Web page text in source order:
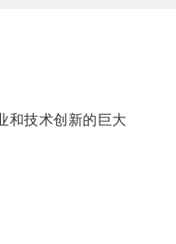
和技术创新的巨大